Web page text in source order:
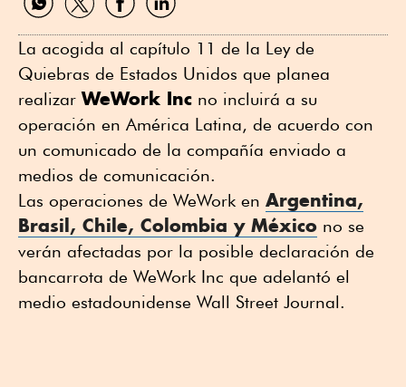
por
por
por
por
La acogida al capítulo 11 de la Ley de
Quiebras de Estados Unidos que planea
realizarWeWork Inc no incluirá a su
operación en América Latina, de acuerdo con
un comunicado de la compañía enviado a
medios de comunicación.
Las operaciones de WeWork en Argentina,
Brasil , Chile, Colombia y México no se
verán afectadas por la posible declaración de
bancarrota de WeWork Inc que adelantó el
medio estadounidense Wall Street Journal.